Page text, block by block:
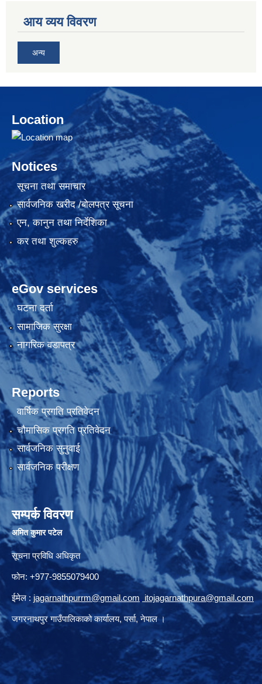
आय व्यय विवरण
अन्य
Location
Notices
सूचना तथा समाचार
सार्वजनिक खरीद /बोलपत्र सूचना
एन, कानुन तथा निर्देशिका
कर तथा शुल्कहरु
eGov services
घटना दर्ता
सामाजिक सुरक्षा
नागरिक वडापत्र
Reports
वार्षिक प्रगति प्रतिवेदन
चौमासिक प्रगति प्रतिवेदन
सार्वजनिक सुनुवाई
सार्वजनिक परीक्षण
सम्पर्क विवरण
अमित कुमार पटेल
सूचना प्रविधि अधिकृत
फोन: +977-9855079400
ईमेल : jagarnathpurrm@gmail.com, itojagarnathpura@gmail.com
जगरनाथपुर गाउँपालिकाको कार्यालय, पर्सा, नेपाल ।